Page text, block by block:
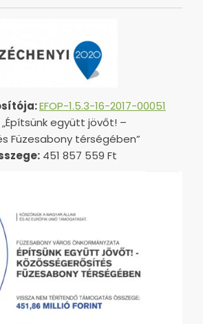
EFOP-1.5.3-16-2017-00051
„Építsünk együtt jövőt! –
Füzesabony térségében”
451 857 559 Ft